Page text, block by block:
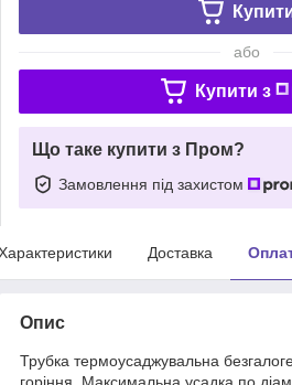
або
Купити з
Що таке купити з Пром?
Замовлення під захистом
Доставка
Опис
Трубка термоусаджувальна
горіння. Максимальна усадка по